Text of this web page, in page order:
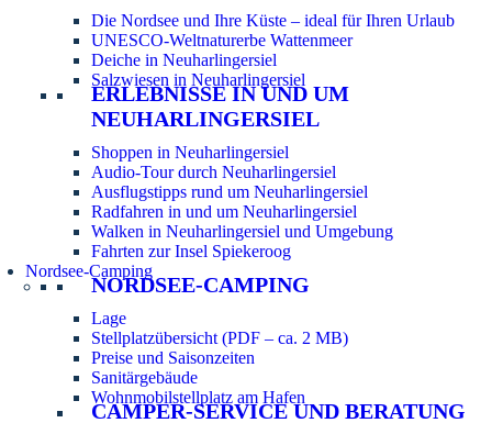
Die Nordsee und Ihre Küste – ideal für Ihren Urlaub
UNESCO-Weltnaturerbe Wattenmeer
Deiche in Neuharlingersiel
Salzwiesen in Neuharlingersiel
ERLEBNISSE IN UND UM
NEUHARLINGERSIEL
Shoppen in Neuharlingersiel
Audio-Tour durch Neuharlingersiel
Ausflugstipps rund um Neuharlingersiel
Radfahren in und um Neuharlingersiel
Walken in Neuharlingersiel und Umgebung
Fahrten zur Insel Spiekeroog
Nordsee-Camping
NORDSEE-CAMPING
Lage
Stellplatzübersicht (PDF – ca. 2 MB)
Preise und Saisonzeiten
Sanitärgebäude
Wohnmobilstellplatz am Hafen
CAMPER-SERVICE UND BERATUNG